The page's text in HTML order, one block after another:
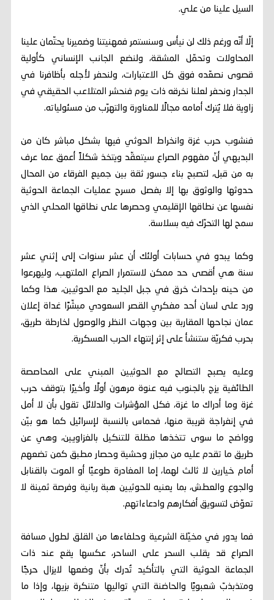
السيل علينا من علي.
إلّا أنّه ورغم ذلك لن نيأس وسنستمر فمهنيتنا وضميرنا يحتّمان علينا
المحاولات وتحمّل المشقة، ولنضع الجانب الإنساني كأولية
قصوى نصعّده فوق كل الاعتبارات، ولنحفر لأجله بأظافرنا في
الجدار ونحفر لعلنا نخرقه ذات يوم فنحشر المتلاعب الحقيقي في
زاوية فلا يُترك أمامه مجالًا للمناورة والتهرّب من مسئولياته.
فنشوب حرب غزة وانخراط الحوثي فيها بشكل مباشر كان من
البديهي أنّ مفهوم الصراع سيتعقّد ويتخذ شكلاً أعمق عما عرف
به من قبل، لتصبح بناء جسور ثقة بين جميع الفرقاء من المحال
حدوثها والوثوق بها إلا بفصل مسرح عمليات الجماعة الحوثية
نفسها عن نطاقها الإقليمي وحصرها على نطاقها المحلي الذي
سمح لها التحرّك فيه بسلاسة.
وكما يبدو في حسابات أولئك أن عشر سنوات إلى إثني عشر
سنة هي أقصى حد ممكن لاستمرار الصراع الملتهب، وليهرعوا
من حينه بإحداث خرق في جبل الجليد مع الحوثيين، هذا وكما
ورد على لسان أحد مفكري القصر السعودي مبشّرًا غداة إعلان
عمان نجاحها المقاربة بين وجهات النظر والوصول لخارطة طريق،
بحرب فكريّة ستنشأ على إثر إنتهاء الحرب العسكرية.
وعليه يصبح التصالح مع الحوثيين المبني على المحاصصة
الطائفية يزج بالجنوب فيه عنوة مرهون أولًا وأخيرًا بتوقف حرب
غزة وما أدراك ما غزة، فكل المؤشرات والدلائل تقول بأن لا أمل
في إنفراجة قريبة منها، فحماس بالنسبة لإسرائيل كما هو بيّن
وواضح ما سوى تتخذها مظلة للتنكيل بالغزاويين، وهي عن
طريق ما تقدم عليه من مجازر وحشية وحصار مطبق كمن تضعهم
أمام خيارين لا ثالث لهما، إما المغادرة طوعيًا أو الموت بالقنابل
والجوع والعطش، بما يعنيه للحوثيين هبة ربانية وفرصة ثمينة لا
تعوّض لتسويق أفكارهم وادعاءاتهم.
فما يدور في مخيّلة الشرعية وحلفاءها من القلق لطول مسافة
الصراع قد يقلب السحر على الساحر، عكسها يقع عند ذات
الجماعة الحوثية التي بالتأكيد تُدرك بأنّ وضعها لايزال حرجًا
ومتذبذبّ شعبويًا والحاضنة التي تواليها متنكرة بزيها، وإذا ما